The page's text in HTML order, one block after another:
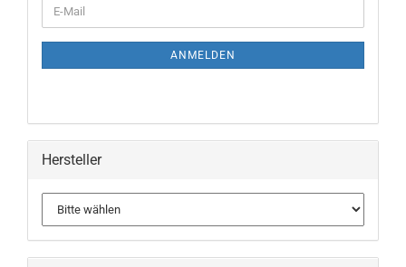
ZUR
E-
Mail
ANMELDEN
Hersteller